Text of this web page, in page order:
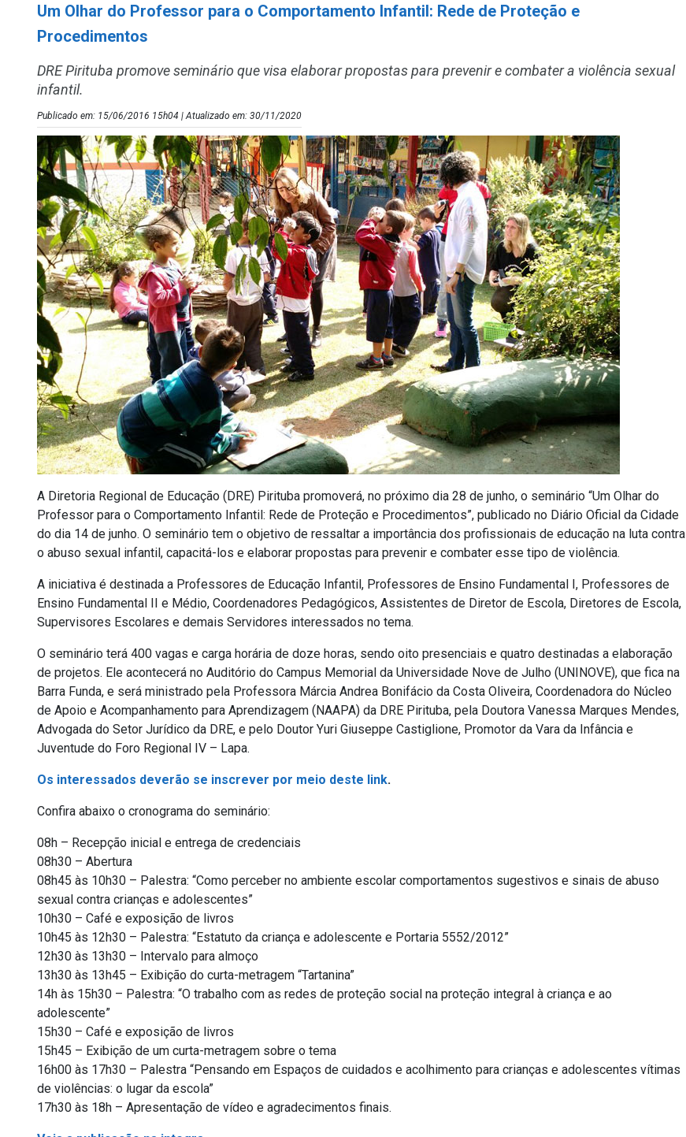
Um Olhar do Professor para o Comportamento Infantil: Rede de Proteção e
Procedimentos
DRE Pirituba promove seminário que visa elaborar propostas para prevenir e combater a violência sexual
infantil.
Publicado em: 15/06/2016 15h04 | Atualizado em: 30/11/2020
A Diretoria Regional de Educação (DRE) Pirituba promoverá, no próximo dia 28 de junho, o seminário “Um Olhar do
Professor para o Comportamento Infantil: Rede de Proteção e Procedimentos”, publicado no Diário Oficial da Cidade
do dia 14 de junho. O seminário tem o objetivo de ressaltar a importância dos profissionais de educação na luta contra
o abuso sexual infantil, capacitá-los e elaborar propostas para prevenir e combater esse tipo de violência.
A iniciativa é destinada a Professores de Educação Infantil, Professores de Ensino Fundamental I, Professores de
Ensino Fundamental II e Médio, Coordenadores Pedagógicos, Assistentes de Diretor de Escola, Diretores de Escola,
Supervisores Escolares e demais Servidores interessados no tema.
O seminário terá 400 vagas e carga horária de doze horas, sendo oito presenciais e quatro destinadas a elaboração
de projetos. Ele acontecerá no Auditório do Campus Memorial da Universidade Nove de Julho (UNINOVE), que fica na
Barra Funda, e será ministrado pela Professora Márcia Andrea Bonifácio da Costa Oliveira, Coordenadora do Núcleo
de Apoio e Acompanhamento para Aprendizagem (NAAPA) da DRE Pirituba, pela Doutora Vanessa Marques Mendes,
Advogada do Setor Jurídico da DRE, e pelo Doutor Yuri Giuseppe Castiglione, Promotor da Vara da Infância e
Juventude do Foro Regional IV – Lapa.
Os interessados deverão se inscrever por meio deste link.
Confira abaixo o cronograma do seminário:
08h – Recepção inicial e entrega de credenciais
08h30 – Abertura
08h45 às 10h30 – Palestra: “Como perceber no ambiente escolar comportamentos sugestivos e sinais de abuso
sexual contra crianças e adolescentes”
10h30 – Café e exposição de livros
10h45 às 12h30 – Palestra: “Estatuto da criança e adolescente e Portaria 5552/2012”
12h30 às 13h30 – Intervalo para almoço
13h30 às 13h45 – Exibição do curta-metragem “Tartanina”
14h às 15h30 – Palestra: “O trabalho com as redes de proteção social na proteção integral à criança e ao
adolescente”
15h30 – Café e exposição de livros
15h45 – Exibição de um curta-metragem sobre o tema
16h00 às 17h30 – Palestra “Pensando em Espaços de cuidados e acolhimento para crianças e adolescentes vítimas
de violências: o lugar da escola”
17h30 às 18h – Apresentação de vídeo e agradecimentos finais.